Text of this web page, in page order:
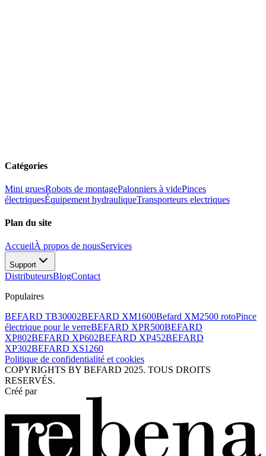
Catégories
Mini gruesRobots de montagePalonniers à videPinces
électriquesÉquipement hydrauliqueTransporteurs electriques
Plan du site
AccueilÀ propos de nousServices
Support
DistributeursBlogContact
Populaires
BEFARD TB30002BEFARD XM1600Befard XM2500 rotoPince
électrique pour le verreBEFARD XPR500BEFARD
XP802BEFARD XP602BEFARD XP452BEFARD
XP302BEFARD XS1260
Politique de confidentialité et cookies
COPYRIGHTS BY BEFARD 2025. TOUS DROITS
RESERVÉS.
Créé par